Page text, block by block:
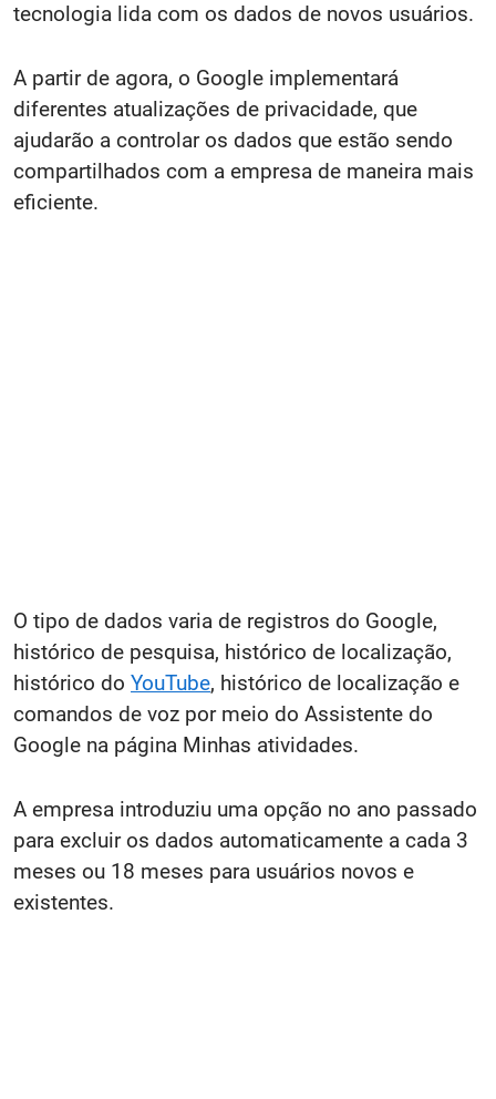
tecnologia lida com os dados de novos usuários.
A partir de agora, o Google implementará
diferentes atualizações de privacidade, que
ajudarão a controlar os dados que estão sendo
compartilhados com a empresa de maneira mais
eficiente.
O tipo de dados varia de registros do Google,
histórico de pesquisa, histórico de localização,
histórico do YouTube, histórico de localização e
comandos de voz por meio do Assistente do
Google na página Minhas atividades.
A empresa introduziu uma opção no ano passado
para excluir os dados automaticamente a cada 3
meses ou 18 meses para usuários novos e
existentes.